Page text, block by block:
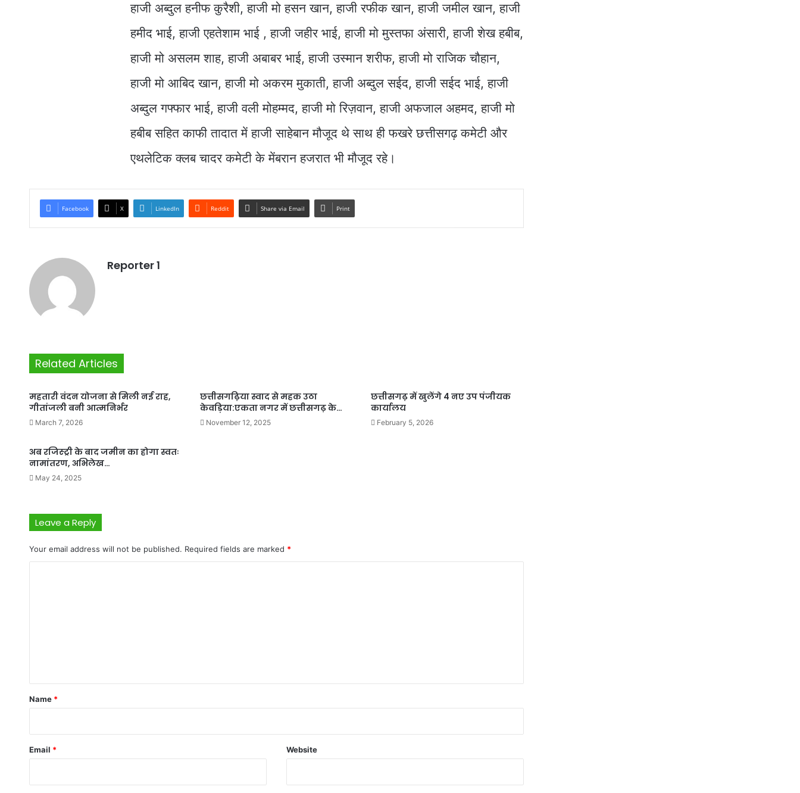
हाजी अब्दुल हनीफ कुरैशी, हाजी मो हसन खान, हाजी रफीक खान, हाजी जमील खान, हाजी
हमीद भाई, हाजी एहतेशाम भाई , हाजी जहीर भाई, हाजी मो मुस्तफा अंसारी, हाजी शेख हबीब,
हाजी मो असलम शाह, हाजी अबाबर भाई, हाजी उस्मान शरीफ, हाजी मो राजिक चौहान,
हाजी मो आबिद खान, हाजी मो अकरम मुकाती, हाजी अब्दुल सईद, हाजी सईद भाई, हाजी
अब्दुल गफ्फार भाई, हाजी वली मोहम्मद, हाजी मो रिज़वान, हाजी अफजाल अहमद, हाजी मो
हबीब सहित काफी तादात में हाजी साहेबान मौजूद थे साथ ही फखरे छत्तीसगढ़ कमेटी और
एथलेटिक क्लब चादर कमेटी के मेंबरान हजरात भी मौजूद रहे।
Facebook X LinkedIn Reddit Share via Email Print
Reporter 1
Related Articles
महतारी वंदन योजना से मिली नई राह,
गीतांजली बनी आत्मनिर्भर
March 7, 2026
छत्तीसगढ़िया स्वाद से महक उठा
केवड़िया:एकता नगर में छत्तीसगढ़ के…
November 12, 2025
छत्तीसगढ़ में खुलेंगे 4 नए उप पंजीयक
कार्यालय
February 5, 2026
अब रजिस्ट्री के बाद जमीन का होगा स्वतः
नामांतरण, अभिलेख…
May 24, 2025
Leave a Reply
Your email address will not be published. Required fields are marked *
*
Name *
Email * Website